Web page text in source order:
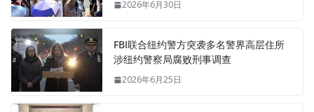
2026年6月30日
FBI联合纽约警方突袭多名警界高层住所
涉纽约警察局腐败刑事调查
2026年6月25日